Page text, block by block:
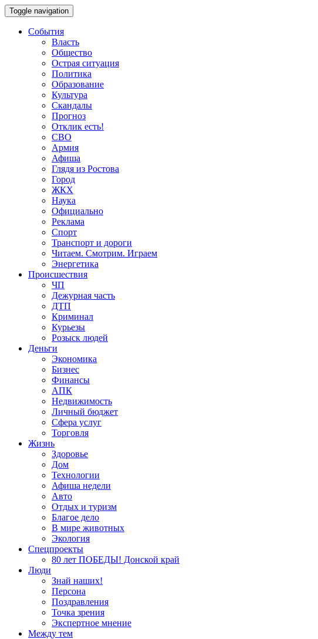
Toggle navigation
События
Власть
Общество
Острая ситуация
Политика
Образование
Культура
Скандалы
Прогноз
Отклик есть!
СВО
Армия
Афиша
Глядя из Ростова
Город
ЖКХ
Наука
Официально
Реклама
Спорт
Транспорт и дороги
Читаем. Смотрим. Играем
Энергетика
Происшествия
ЧП
Дежурная часть
ДТП
Криминал
Курьезы
Розыск людей
Деньги
Экономика
Бизнес
Финансы
АПК
Недвижимость
Личный бюджет
Сфера услуг
Торговля
Жизнь
Здоровье
Дом
Технологии
Афиша недели
Авто
Отдых и туризм
Благое дело
В мире животных
Экология
Спецпроекты
80 лет ПОБЕДЫ! Донской край
Люди
Знай наших!
Персона
Поздравления
Точка зрения
Экспертное мнение
Между тем